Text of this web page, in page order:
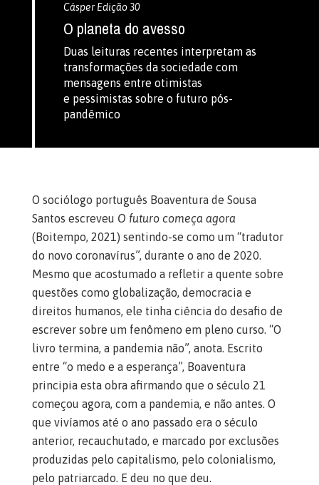
Cásper Edição 30
O planeta do avesso
Duas leituras recentes interpretam as
transformações da sociedade com
mensagens entre otimistas
e pessimistas sobre o futuro pós-
pandêmico
O sociólogo português Boaventura de Sousa
Santos escreveu O futuro começa agora
(Boitempo, 2021) sentindo-se como um “tradutor
do novo coronavírus”, durante o ano de 2020.
Mesmo que acostumado a refletir a quente sobre
questões como globalização, democracia e
direitos humanos, ele tinha ciência do desafio de
escrever sobre um fenômeno em pleno curso. “O
livro termina, a pandemia não”, anota. Escrito
entre “o medo e a esperança”, Boaventura
principia esta obra afirmando que o século 21
começou agora, com a pandemia, e não antes. O
que vivíamos até o ano passado era o século
anterior, recauchutado, e marcado por exclusões
produzidas pelo capitalismo, pelo colonialismo,
pelo patriarcado. E deu no que deu.